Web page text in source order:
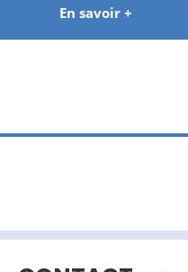
En savoir +